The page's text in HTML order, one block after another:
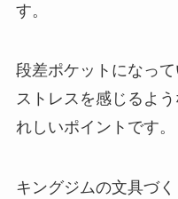
す。
段差ポケットになっ
ストレスを感じるよ
れしいポイントです。
キングジムの文具づ